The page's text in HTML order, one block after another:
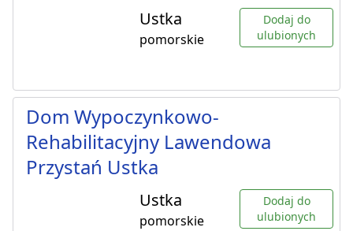
Ustka
pomorskie
Dodaj do
ulubionych
Dom Wypoczynkowo-
Rehabilitacyjny Lawendowa
Przystań Ustka
Ustka
pomorskie
Dodaj do
ulubionych